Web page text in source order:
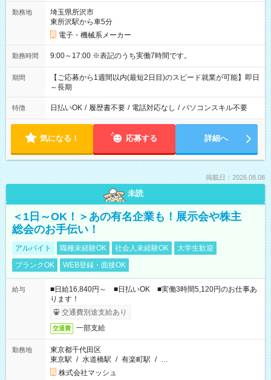
勤務地
埼玉県所沢市
東所沢駅から車5分
電子・機械系メーカー
勤務時間 9:00～17:00 ※表記のうち実働7時間です。
期間
【ご応募から1週間以内(最短2日目)のスピード就業が可能】即日
～長期
特徴 日払いOK / 履歴書不要 / 電話対応なし / パソコンスキル不要
気になる！ 応募する 詳細へ
掲載日：2026.08.08
未読
＜1日～OK！＞あの有名企業も！展示会や株主
総会のお手伝い！
アルバイト 職種未経験OK 社会人未経験OK
大学生歓迎
ブランクOK
WEB登録・面接OK
給与
■日給16,840円～ ■日払いOK ■実働3時間5,120円のお仕事あ
ります！
交通費別途支給あり
交通費 一部支給
勤務地
東京都千代田区
東京駅 / 水道橋駅 / 有楽町駅 / …
株式会社マッシュ